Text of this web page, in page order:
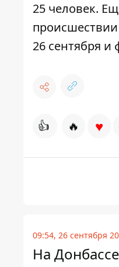
25 человек.
26 сентября и
👍 🔥 ♥
09:54, 26 сентября
На